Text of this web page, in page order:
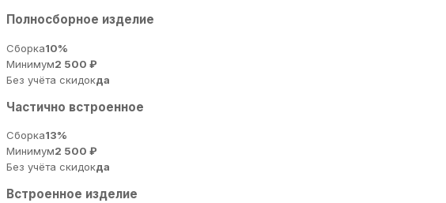
Полносборное изделие
Сборка10%
Минимум2 500 ₽
Без учёта скидокда
Частично встроенное
Сборка13%
Минимум2 500 ₽
Без учёта скидокда
Встроенное изделие